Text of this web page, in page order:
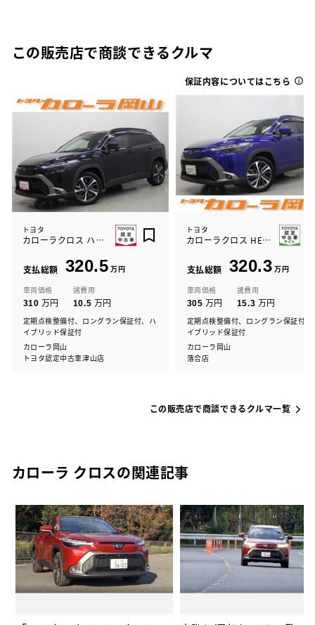
この販売店で商談できるクルマ
保証内容についてはこちら
トヨタ
カローラクロス ハイブリッド Z
支払総額 320.5 万円
車両価格
310 万円
諸費用
10.5 万円
定期点検整備付、ロングラン保証付、ハ
イブリッド保証付
カローラ岡山
トヨタ認定中古車津山店
トヨタ
カローラクロス HEV Z
支払総額 320.3 万円
車両価格
305 万円
諸費用
15.3 万円
定期点検整備付、ロングラン保証付、
イブリッド保証付
カローラ岡山
落合店
この販売店で商談できるクルマ一覧
カローラ クロスの関連記事